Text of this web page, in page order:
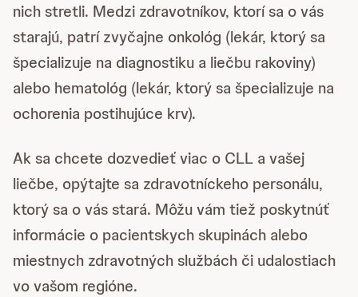
nich stretli. Medzi zdravotníkov, ktorí sa o vás
starajú, patrí zvyčajne onkológ (lekár, ktorý sa
špecializuje na diagnostiku a liečbu rakoviny)
alebo hematológ (lekár, ktorý sa špecializuje na
ochorenia postihujúce krv).
Ak sa chcete dozvedieť viac o CLL a vašej
liečbe, opýtajte sa zdravotníckeho personálu,
ktorý sa o vás stará. Môžu vám tiež poskytnúť
informácie o pacientskych skupinách alebo
miestnych zdravotných službách či udalostiach
vo vašom regióne.